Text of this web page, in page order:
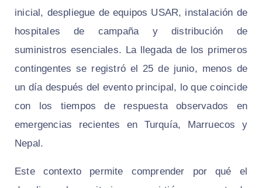
inicial, despliegue de equipos USAR, instalación de
hospitales de campaña y distribución de
suministros esenciales. La llegada de los primeros
contingentes se registró el 25 de junio, menos de
un día después del evento principal, lo que coincide
con los tiempos de respuesta observados en
emergencias recientes en Turquía, Marruecos y
Nepal.
Este contexto permite comprender por qué el